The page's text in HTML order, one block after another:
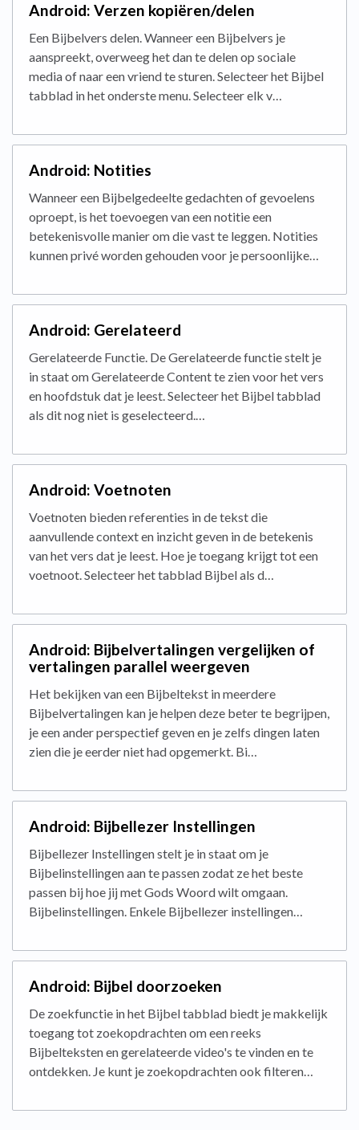
Android: Verzen kopiëren/delen
Een Bijbelvers delen. Wanneer een Bijbelvers je
aanspreekt, overweeg het dan te delen op sociale
media of naar een vriend te sturen. Selecteer het Bijbel
tabblad in het onderste menu. Selecteer elk v…
Android: Notities
Wanneer een Bijbelgedeelte gedachten of gevoelens
oproept, is het toevoegen van een notitie een
betekenisvolle manier om die vast te leggen. Notities
kunnen privé worden gehouden voor je persoonlijke…
Android: Gerelateerd
Gerelateerde Functie. De Gerelateerde functie stelt je
in staat om Gerelateerde Content te zien voor het vers
en hoofdstuk dat je leest. Selecteer het Bijbel tabblad
als dit nog niet is geselecteerd.…
Android: Voetnoten
Voetnoten bieden referenties in de tekst die
aanvullende context en inzicht geven in de betekenis
van het vers dat je leest. Hoe je toegang krijgt tot een
voetnoot. Selecteer het tabblad Bijbel als d…
Android: Bijbelvertalingen vergelijken of
vertalingen parallel weergeven
Het bekijken van een Bijbeltekst in meerdere
Bijbelvertalingen kan je helpen deze beter te begrijpen,
je een ander perspectief geven en je zelfs dingen laten
zien die je eerder niet had opgemerkt. Bi…
Android: Bijbellezer Instellingen
Bijbellezer Instellingen stelt je in staat om je
Bijbelinstellingen aan te passen zodat ze het beste
passen bij hoe jij met Gods Woord wilt omgaan.
Bijbelinstellingen. Enkele Bijbellezer instellingen…
Android: Bijbel doorzoeken
De zoekfunctie in het Bijbel tabblad biedt je makkelijk
toegang tot zoekopdrachten om een reeks
Bijbelteksten en gerelateerde video's te vinden en te
ontdekken. Je kunt je zoekopdrachten ook filteren…